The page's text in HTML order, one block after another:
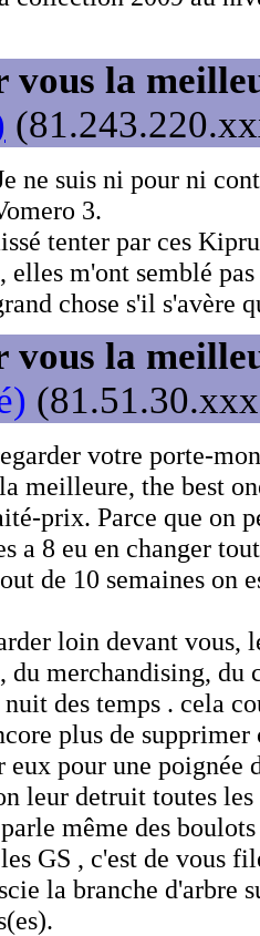
vous la
ne suis ni pour ni
3.
tenter par ces
elles m'ont semblé
chose s'il s'avère
vous la
votre porte-
meilleure, the best
prix. Parce que on
a 8 eu en changer
de 10 semaines on
loin devant vous,
du merchandising, du
des temps . cela
plus de supprimer
eux pour une poignée
leur detruit toutes
même des
GS , c'est de vous
la branche d'arbre